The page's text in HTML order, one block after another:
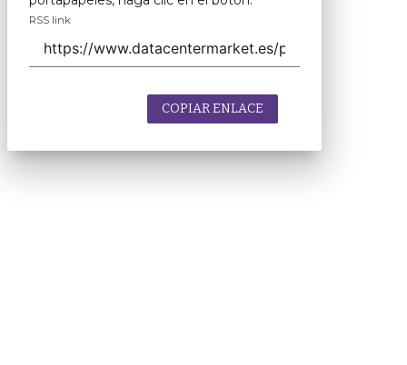
RSS link
COPIAR ENLACE